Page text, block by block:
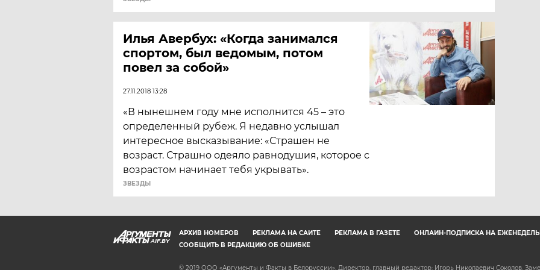
Илья Авербух: «Когда занимался
спортом, был ведомым, потом
повел за собой»
27.11.2018 13:28
«В нынешнем году мне исполнится 45 – это
определенный рубеж. Я недавно услышал
интересное высказывание: «Страшен не
возраст. Страшно одеяло равнодушия, которое с
возрастом начинает тебя укрывать».
ЗВЕЗДЫ
AIF.BY
АРХИВ НОМЕРОВ РЕКЛАМА НА САЙТЕ РЕКЛАМА В ГАЗЕТЕ
ОНЛАЙН-ПОДПИСКА НА
СООБЩИТЬ В РЕДАКЦИЮ ОБ ОШИБКЕ
© 2019 ООО «Аргументы и Факты в Белоруссии». Директор, главный редактор: Игорь Николаевич Соколов.